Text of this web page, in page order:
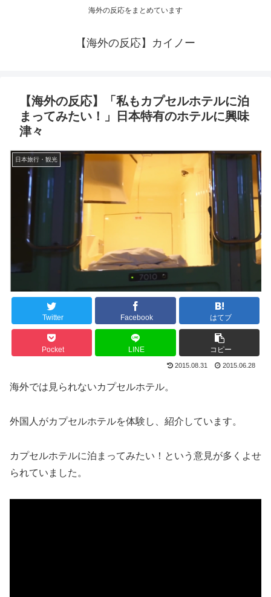
海外の反応をまとめています
【海外の反応】カイノー
【海外の反応】「私もカプセルホテルに泊
まってみたい！」日本特有のホテルに興味
津々
日本旅行・観光
Twitter Facebook はてブ
Pocket LINE コピー
2015.08.31 2015.06.28
海外では見られないカプセルホテル。
外国人がカプセルホテルを体験し、紹介しています。
カプセルホテルに泊まってみたい！という意見が多くよせ
られていました。